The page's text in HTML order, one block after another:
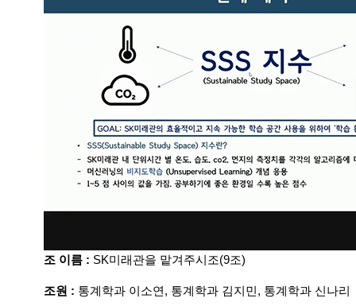
조 이름 : SK미래관을 맡겨주시조(9조)
조원 : 통계학과 이소연, 통계학과 김지민, 통계학과 신나리